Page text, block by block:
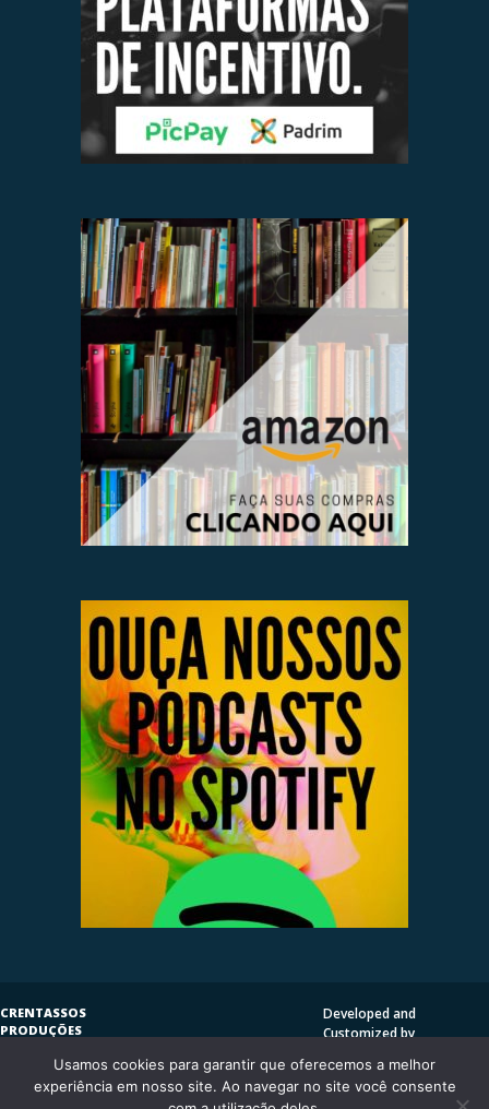
CRENTASSOS
PRODUÇÕES
COPYLEFT©2009
CRENTASSOS
CURITIBA/PR - BRASIL
Developed and
Customized by
DESIGN
UsingVantage Theme
Usamos cookies para garantir que oferecemos a melhor
experiência em nosso site. Ao navegar no site você consente